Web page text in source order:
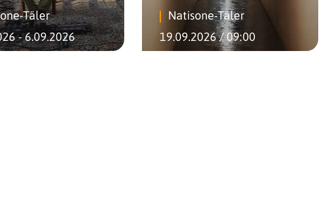
Täler
- 6.09.2026
Natisone-Täler
19.09.2026 / 09:00